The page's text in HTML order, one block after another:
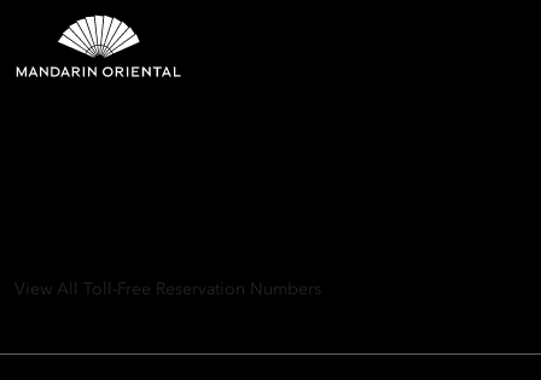
View All Toll-Free Reservation Numbers